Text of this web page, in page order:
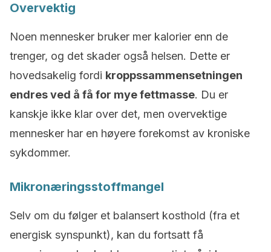
Overvektig
Noen mennesker bruker mer kalorier enn de
trenger, og det skader også helsen. Dette er
hovedsakelig fordi kroppssammensetningen
endres ved å få for mye fettmasse. Du er
kanskje ikke klar over det, men overvektige
mennesker har en høyere forekomst av kroniske
sykdommer.
Mikronæringsstoffmangel
Selv om du følger et balansert kosthold (fra et
energisk synspunkt), kan du fortsatt få